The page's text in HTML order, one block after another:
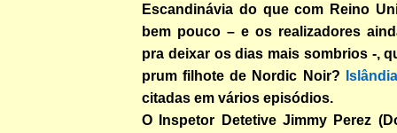
Escandinávia do que com Reino
bem pouco – e os realizadores
pra deixar os dias mais sombrios -,
prum filhote de Nordic Noir? Islândia
citadas em vários episódios.
O Inspetor Detetive Jimmy Perez